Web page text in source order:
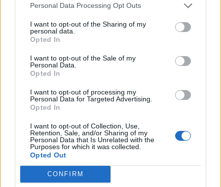
Personal Data Processing Opt Outs
I want to opt-out of the Sharing of my
personal data.
Opted In
I want to opt-out of the Sale of my
Personal Data.
Opted In
I want to opt-out of processing my
Personal Data for Targeted Advertising.
Opted In
I want to opt-out of Collection, Use,
Retention, Sale, and/or Sharing of my
Personal Data that Is Unrelated with the
Purposes for which it was collected.
Opted Out
CONFIRM
multimedia
Här diskuterar vi Biltemas varor! Allt om
Biltema!
6570 svar
Senaste inlägget av
Senaste projektinläggen
Vw 1956 oval prosjekt
Senaste inlägget av jarleb för 1 timme sedan Projekt
Volkswagen Golf MK4 v6 4motion OEM++
Senaste inlägget avStol3n_Identity för 5 timmar sedan
Projekt
Volvo 245 ?Turbo?
Senaste inlägget av